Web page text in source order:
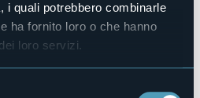
i quali potrebbero combinarle
ha fornito loro o che hanno
loro servizi.